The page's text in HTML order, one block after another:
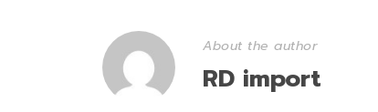
About the author
RD import